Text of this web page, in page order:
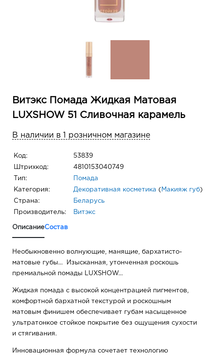
Витэкс Помада Жидкая Матовая
LUXSHOW 51 Сливочная карамель
В наличии в 1 розничном магазине
Код: 53839
Штрихкод: 4810153040749
Тип: Помада
Категория: Декоративная косметика ( Макияж губ)
Страна: Беларусь
Производитель: Витэкс
ОписаниеСостав
Необыкновенно волнующие, манящие, бархатисто-
матовые губы… Изысканная, утонченная роскошь
премиальной помады LUXSHOW…
Жидкая помада с высокой концентрацией пигментов,
комфортной бархатной текстурой и роскошным
матовым финишем обеспечивает губам насыщенное
ультратонкое стойкое покрытие без ощущения сухости
и стягивания.
Инновационная формула сочетает технологию